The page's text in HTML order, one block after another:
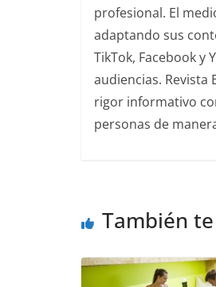
profesional. El
adaptando sus
TikTok, Facebook y
audiencias.
rigor informativo
personas de
También